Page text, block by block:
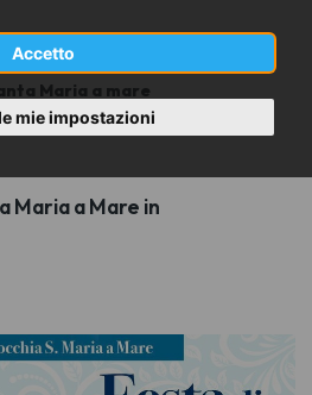
Accetto
mie impostazioni
Maria a mare
Maria a Mare in